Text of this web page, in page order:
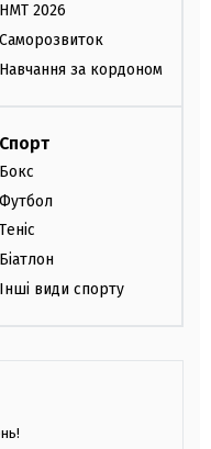
НМТ 2026
Саморозвиток
Навчання за кордоном
Спорт
Бокс
Футбол
Теніс
Біатлон
Інші види спорту